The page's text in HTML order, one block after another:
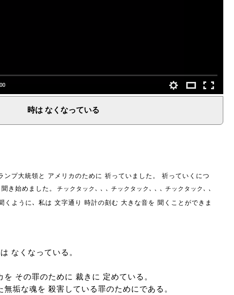
時は なくなっている
ンプ大統領と アメリカのために 祈っていました。 祈っていくにつ
き始めました。
チックタック､ ､ ､ チックタック､ ､ ､ チックタック､ ､
くように､ 私は 文字通り 時計の刻む 大きな音を 聞くことができま
なくなっている。
を その罪のために 裁きに 定めている。
無垢な魂を 殺害している罪のためにである。